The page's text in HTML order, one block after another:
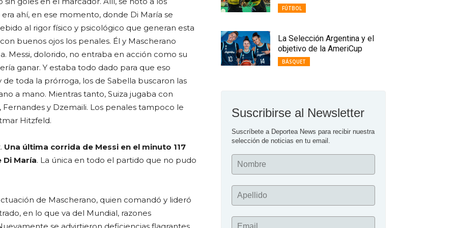
ahí, en ese momento, donde Di María se
al rigor físico y psicológico que generan esta
buenos ojos los penales. Él y Mascherano
Messi, dolorido, no entraba en acción como su
ganar. Y estaba todo dado para que eso
toda la prórroga, los de Sabella buscaron las
a mano. Mientras tanto, Suiza jugaba con
y Dzemaili. Los penales tampoco le
Hitzfeld.
Una última corrida de Messi en el minuto 117
María. La única en todo el partido que no pudo
de Mascherano, quien comandó y lideró
en lo que va del Mundial, razones
FÚTBOL
La Selección Argentina y el
objetivo de la AmeriCup
BÁSQUET
Suscribirse al Newsletter
Suscríbete a Deportea News para recibir nuestra
selección de noticias en tu email.
Nombre
Apellido
Email